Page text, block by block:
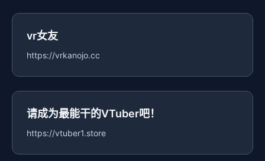
vr女友
https://vrkanojo.cc
请成为最能干的VTuber吧！
https://vtuber1.store